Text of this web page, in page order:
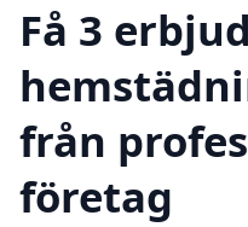
Få 3
från
företag